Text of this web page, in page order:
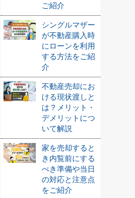
ご紹介
シングルマザー
が不動産購入時
にローンを利用
する方法をご紹
介
不動産売却にお
ける現状渡しと
は？メリット・
デメリットにつ
いて解説
家を売却すると
き内覧前にする
べき準備や当日
の対応と注意点
をご紹介